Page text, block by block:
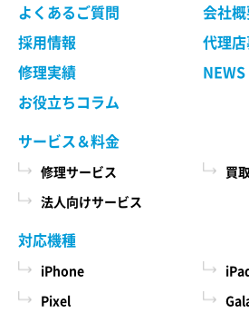
よくあるご質問
会社
採用情報
代理
修理実績
NEWS
お役立ちコラム
サービス＆料金
修理サービス
買
法人向けサービス
対応機種
iPhone
Pixel